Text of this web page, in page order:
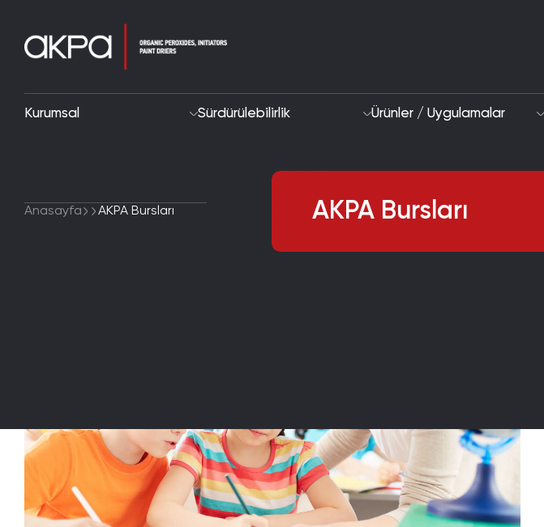
Kurumsal Sürdürülebilirlik Ürünler / Uygulamalar
Anasayfa AKPA Bursları AKPA Bursları